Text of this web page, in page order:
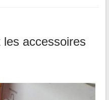
accessoires